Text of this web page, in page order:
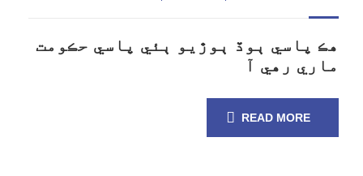
هڪ پاسي ٻوڏ ٻوڙيو ٻئي پاسي حڪومت
ماري رهي آ
READ MORE